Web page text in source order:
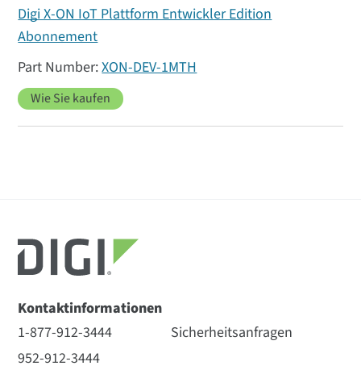
Digi X-ON IoT Plattform Entwickler Edition
Abonnement
XON-DEV-1MTH
Wie Sie kaufen
Kontaktinformationen
1-877-912-3444
952-912-3444
Sicherheitsanfragen